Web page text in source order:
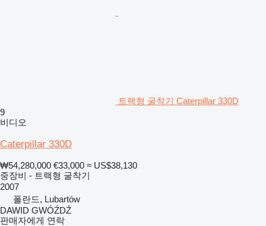
트랙형 굴착기 Caterpillar 330D
9
비디오
Caterpillar 330D
₩54,280,000 €33,000 ≈ US$38,130
중장비 - 트랙형 굴착기
2007
폴란드, Lubartów
DAWID GWÓŹDŹ
판매자에게 연락